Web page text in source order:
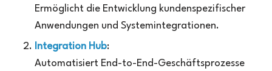
Ermöglicht die Entwicklung kundenspezifischer
Anwendungen und Systemintegrationen.
Integration Hub:
Automatisiert End-to-End-Geschäftsprozesse